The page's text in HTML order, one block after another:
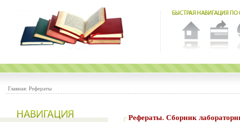
Главная: Рефераты
Рефераты. Сборник